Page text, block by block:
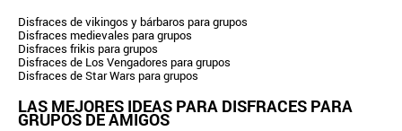
Disfraces de vikingos y bárbaros para grupos
Disfraces medievales para grupos
Disfraces frikis para grupos
Disfraces de Los Vengadores para grupos
Disfraces de Star Wars para grupos
LAS MEJORES IDEAS PARA DISFRACES PARA
GRUPOS DE AMIGOS